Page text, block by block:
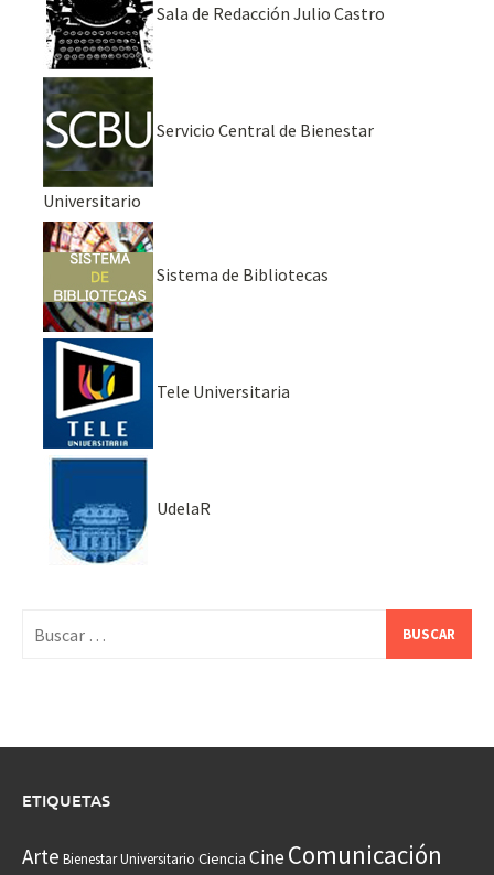
Sala de Redacción Julio Castro
Servicio Central de Bienestar
Universitario
Sistema de Bibliotecas
Tele Universitaria
UdelaR
ETIQUETAS
Arte Bienestar Universitario Ciencia CineComunicación